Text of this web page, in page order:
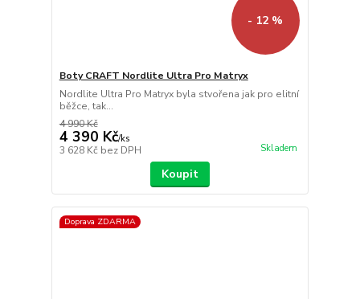
- 12 %
Boty CRAFT Nordlite Ultra Pro Matryx
Nordlite Ultra Pro Matryx byla stvořena jak pro elitní
běžce, tak...
4 990 Kč
4 390 Kč/ks
3 628 Kč bez DPH Skladem
Koupit
Doprava ZDARMA